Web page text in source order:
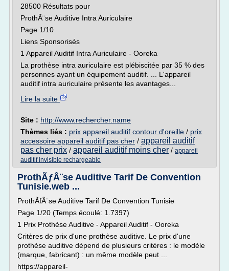
28500 Résultats pour
ProthÃ¨se Auditive Intra Auriculaire
Page 1/10
Liens Sponsorisés
1 Appareil Auditif Intra Auriculaire - Ooreka
La prothèse intra auriculaire est plébiscitée par 35 % des
personnes ayant un équipement auditif. ... L'appareil
auditif intra auriculaire présente les avantages...
Lire la suite
Site : http://www.rechercher.name
Thèmes liés : prix appareil auditif contour d'oreille / prix
accessoire appareil auditif pas cher / appareil auditif
pas cher prix / appareil auditif moins cher / appareil
auditif invisible rechargeable
ProthÃƒÂ¨se Auditive Tarif De Convention
Tunisie.web ...
ProthÃfÂ¨se Auditive Tarif De Convention Tunisie
Page 1/20 (Temps écoulé: 1.7397)
1 Prix Prothèse Auditive - Appareil Auditif - Ooreka
Critères de prix d'une prothèse auditive. Le prix d'une
prothèse auditive dépend de plusieurs critères : le modèle
(marque, fabricant) : un même modèle peut ...
https://appareil-